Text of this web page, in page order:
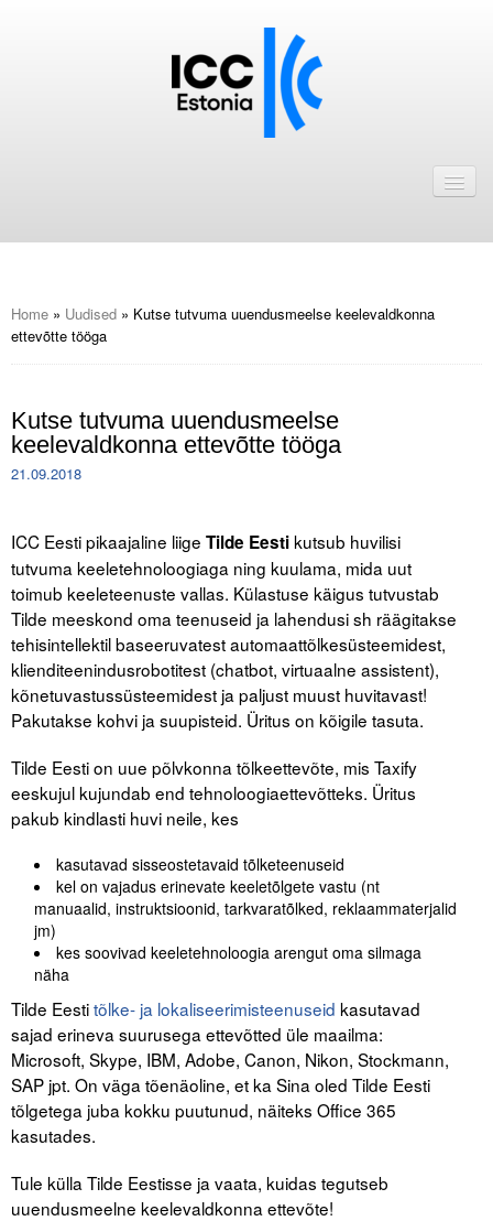
ICC Eesti liikmebaas
Kalender
Tegevused
Publikatsioonid
Arvamus
Viidad
ICC WBO
ICC komisjonid
Digiraamatukogu
Juhendid ja väljaanded
Videod
Kontakt
Liitu meililistiga
Oskusteave
Incoterms® 2020
Abimaterjalid
Projektid
Home » Uudised » Kutse tutvuma uuendusmeelse keelevaldkonna
ettevõtte tööga
Kutse tutvuma uuendusmeelse
keelevaldkonna ettevõtte tööga
21.09.2018
ICC Eesti pikaajaline liige Tilde Eestikutsub huvilisi
tutvuma keeletehnoloogiaga ning kuulama, mida uut
toimub keeleteenuste vallas. Külastuse käigus tutvustab
Tilde meeskond oma teenuseid ja lahendusi sh räägitakse
tehisintellektil baseeruvatest automaattõlkesüsteemidest,
klienditeenindusrobotitest (chatbot, virtuaalne assistent),
kõnetuvastussüsteemidest ja paljust muust huvitavast!
Pakutakse kohvi ja suupisteid. Üritus on kõigile tasuta.
Tilde Eesti on uue põlvkonna tõlkeettevõte, mis Taxify
eeskujul kujundab end tehnoloogiaettevõtteks. Üritus
pakub kindlasti huvi neile, kes
kasutavad sisseostetavaid tõlketeenuseid
kel on vajadus erinevate keeletõlgete vastu (nt
manuaalid, instruktsioonid, tarkvaratõlked, reklaammaterjalid
jm)
kes soovivad keeletehnoloogia arengut oma silmaga
näha
Tilde Eestitõlke- ja lokaliseerimisteenuseid kasutavad
sajad erineva suurusega ettevõtted üle maailma:
Microsoft, Skype, IBM, Adobe, Canon, Nikon, Stockmann,
SAP jpt. On väga tõenäoline, et ka Sina oled Tilde Eesti
tõlgetega juba kokku puutunud, näiteks Office 365
kasutades.
Tule külla Tilde Eestisse ja vaata, kuidas tegutseb
uuendusmeelne keelevaldkonna ettevõte!